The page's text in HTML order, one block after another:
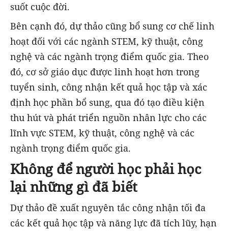
suốt cuộc đời.
Bên cạnh đó, dự thảo cũng bổ sung cơ chế linh
hoạt đối với các ngành STEM, kỹ thuật, công
nghệ và các ngành trọng điểm quốc gia. Theo
đó, cơ sở giáo dục được linh hoạt hơn trong
tuyển sinh, công nhận kết quả học tập và xác
định học phần bổ sung, qua đó tạo điều kiện
thu hút và phát triển nguồn nhân lực cho các
lĩnh vực STEM, kỹ thuật, công nghệ và các
ngành trọng điểm quốc gia.
Không để người học phải học
lại những gì đã biết
Dự thảo đề xuất nguyên tắc công nhận tối đa
các kết quả học tập và năng lực đã tích lũy, hạn